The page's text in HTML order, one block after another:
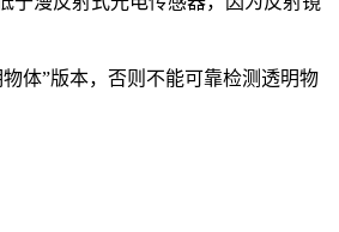
体”版本，否则不能可靠检测透明物